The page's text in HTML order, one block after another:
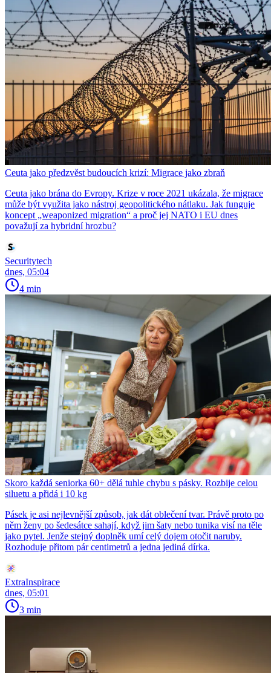
Ceuta jako předzvěst budoucích krizí: Migrace jako zbraň
Ceuta jako brána do Evropy. Krize v roce 2021 ukázala, že migrace
může být využita jako nástroj geopolitického nátlaku. Jak funguje
koncept „weaponized migration“ a proč jej NATO i EU dnes
považují za hybridní hrozbu?
Securitytech
dnes, 05:04
4 min
Skoro každá seniorka 60+ dělá tuhle chybu s pásky. Rozbije celou
siluetu a přidá i 10 kg
Pásek je asi nejlevnější způsob, jak dát oblečení tvar. Právě proto po
něm ženy po šedesátce sahají, když jim šaty nebo tunika visí na těle
jako pytel. Jenže stejný doplněk umí celý dojem otočit naruby.
Rozhoduje přitom pár centimetrů a jedna jediná dírka.
ExtraInspirace
dnes, 05:01
3 min